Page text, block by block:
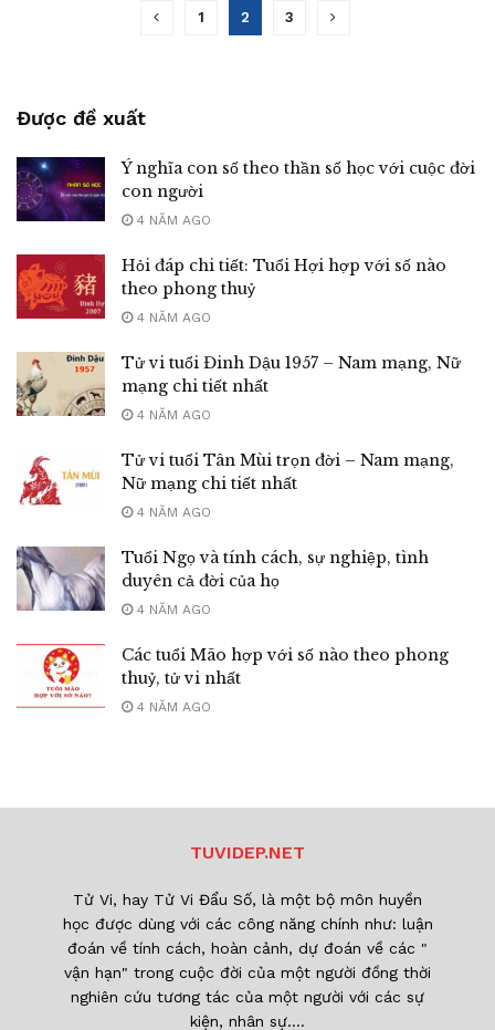
1 2 3
Được đề xuất
Ý nghĩa con số theo thần số học với cuộc đời
con người
4 NĂM AGO
Hỏi đáp chi tiết: Tuổi Hợi hợp với số nào
theo phong thuỷ
4 NĂM AGO
Tử vi tuổi Đinh Dậu 1957 – Nam mạng, Nữ
mạng chi tiết nhất
4 NĂM AGO
Tử vi tuổi Tân Mùi trọn đời – Nam mạng,
Nữ mạng chi tiết nhất
4 NĂM AGO
Tuổi Ngọ và tính cách, sự nghiệp, tình
duyên cả đời của họ
4 NĂM AGO
Các tuổi Mão hợp với số nào theo phong
thuỷ, tử vi nhất
4 NĂM AGO
TUVIDEP.NET
Tử Vi, hay Tử Vi Đẩu Số, là một bộ môn huyền
học được dùng với các công năng chính như: luận
đoán về tính cách, hoàn cảnh, dự đoán về các "
vận hạn" trong cuộc đời của một người đồng thời
nghiên cứu tương tác của một người với các sự
kiện, nhân sự....